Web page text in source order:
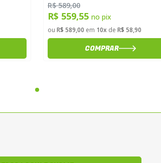
R$ 589,00
R$ 559,55 no pix
ou R$ 589,00 em 10x de R$ 58,90
COMPRAR